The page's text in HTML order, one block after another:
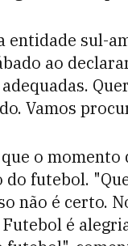
entidade sul-
ao
Vamos
o
futebol.
não é certo.
é